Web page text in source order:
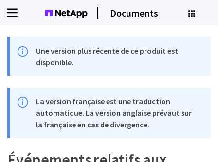
Documents
Une version plus récente de ce produit est
disponible.
La version française est une traduction
automatique. La version anglaise prévaut sur
la française en cas de divergence.